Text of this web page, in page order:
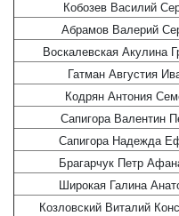
Кобозев Василий
Абрамов Валерий
Воскалевская Акулина
Гатман Августия
Кодрян Антония
Сапигора Валентин
Сапигора Надежда
Брагарчук Петр
Широкая Галина
Козловский Виталий